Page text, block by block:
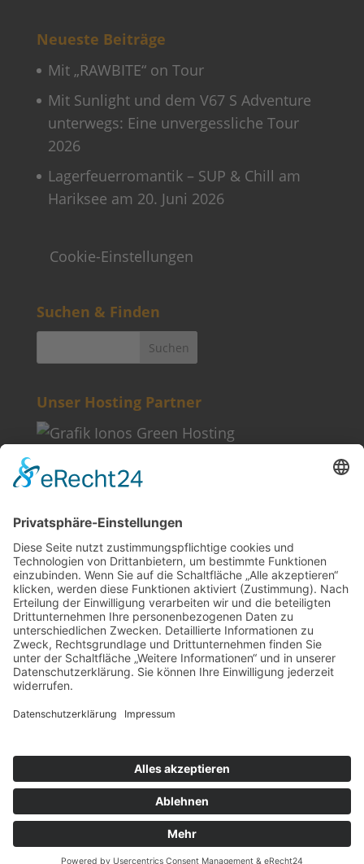
Neueste Beiträge
Mit „RAWBITE“ on Tour
Mit Sunlight und dem V67 S Adventure
unterwegs: Eine unvergessliche Tour
2026
Lagerfeuerromantik – SUP & Chill am
Hariksee am 20. Juni 2026
Cookie-Einstellungen
Suchen & Finden
Unser Hosting Partner
Weitere Informationen
Kontakt
Newsletter
FAQ
Schlagworte
Datenschutz
Impressum
Copyright © 2022–2026 Paddeln macht
Spass by 2increase. Alle Rechte
vorbehalten.